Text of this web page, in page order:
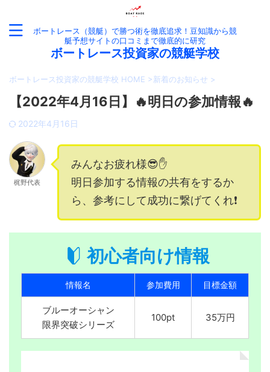
ボートレース（競艇）で勝つ術を徹底追求！豆知識から競
艇予想サイトの口コミまで徹底的に研究
ボートレース投資家の競艇学校
ボートレース投資家の競艇学校 HOME >新着のお知らせ >
【2022年4月16日】🔥明日の参加情報🔥
2022年4月16日
梶野代表
みんなお疲れ様😎✋
明日参加する情報の共有をするか
ら、参考にして成功に繋げてくれ❗️
初心者向け情報
情報名 参加費用 目標金額
ブルーオーシャン
限界突破シリーズ
100pt 35万円